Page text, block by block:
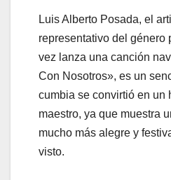
Luis Alberto Posada, el
representativo del género
vez lanza una canción
Con Nosotros», es un
cumbia se convirtió en un
maestro, ya que muestra
mucho más alegre y
visto.